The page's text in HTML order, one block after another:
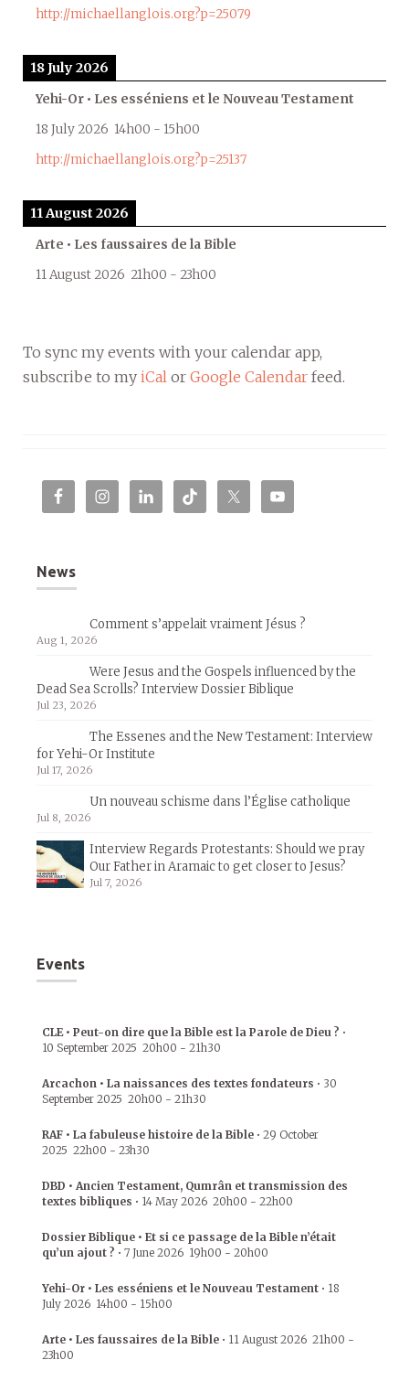
http://michaellanglois.org?p=25079
18 July 2026
Yehi-Or • Les esséniens et le Nouveau Testament
18 July 2026 14h00 - 15h00
http://michaellanglois.org?p=25137
11 August 2026
Arte • Les faussaires de la Bible
11 August 2026 21h00 - 23h00
To sync my events with your calendar app,
subscribe to my iCal or Google Calendar feed.
News
Comment s’appelait vraiment Jésus ?
Aug 1, 2026
Were Jesus and the Gospels influenced by the
Dead Sea Scrolls? Interview Dossier Biblique
Jul 23, 2026
The Essenes and the New Testament: Interview
for Yehi-Or Institute
Jul 17, 2026
Un nouveau schisme dans l’Église catholique
Jul 8, 2026
Interview Regards Protestants: Should we pray
Our Father in Aramaic to get closer to Jesus?
Jul 7, 2026
Events
CLE • Peut-on dire que la Bible est la Parole de Dieu ? •
10 September 2025 20h00 - 21h30
Arcachon • La naissances des textes fondateurs • 30
September 2025 20h00 - 21h30
RAF • La fabuleuse histoire de la Bible • 29 October
2025 22h00 - 23h30
DBD • Ancien Testament, Qumrân et transmission des
textes bibliques • 14 May 2026 20h00 - 22h00
Dossier Biblique • Et si ce passage de la Bible n’était
qu’un ajout ? • 7 June 2026 19h00 - 20h00
Yehi-Or • Les esséniens et le Nouveau Testament • 18
July 2026 14h00 - 15h00
Arte • Les faussaires de la Bible • 11 August 2026 21h00 -
23h00